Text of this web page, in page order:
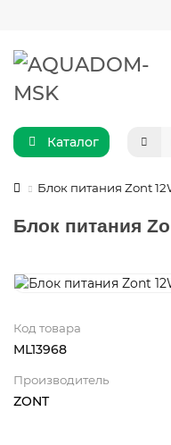
Каталог
Блок питания Zont
Блок питания
Код товара
ML13968
Производитель
ZONT